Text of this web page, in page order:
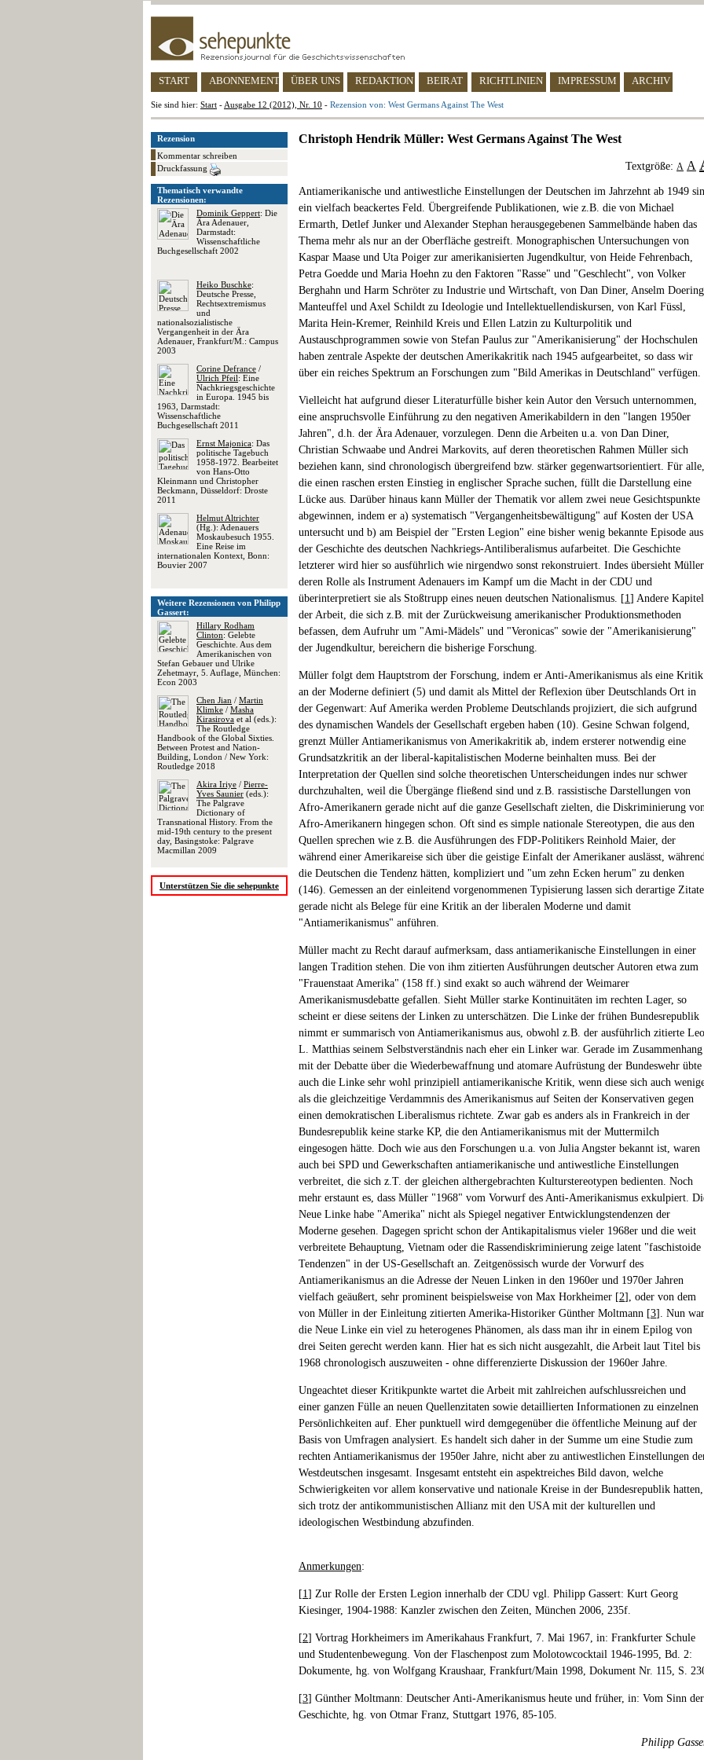
START ABONNEMENT ÜBER UNS REDAKTION BEIRAT RICHTLINIEN IMPRESSUM ARCHIV
Sie sind hier: Start - Ausgabe 12 (2012), Nr. 10 - Rezension von: West Germans Against The West
Rezension
Kommentar schreiben
Druckfassung
Thematisch verwandte
Rezensionen:
Dominik Geppert: Die
Ära Adenauer,
Darmstadt:
Wissenschaftliche
Buchgesellschaft 2002
Heiko Buschke:
Deutsche Presse,
Rechtsextremismus
und
nationalsozialistische
Vergangenheit in der Ära
Adenauer, Frankfurt/M.: Campus
2003
Corine Defrance /
Ulrich Pfeil: Eine
Nachkriegsgeschichte
in Europa. 1945 bis
1963, Darmstadt:
Wissenschaftliche
Buchgesellschaft 2011
Ernst Majonica: Das
politische Tagebuch
1958-1972. Bearbeitet
von Hans-Otto
Kleinmann und Christopher
Beckmann, Düsseldorf: Droste
2011
Helmut Altrichter
(Hg.): Adenauers
Moskaubesuch 1955.
Eine Reise im
internationalen Kontext, Bonn:
Bouvier 2007
Weitere Rezensionen von Philipp
Gassert:
Hillary Rodham
Clinton: Gelebte
Geschichte. Aus dem
Amerikanischen von
Stefan Gebauer und Ulrike
Zehetmayr, 5. Auflage, München:
Econ 2003
Chen Jian / Martin
Klimke / Masha
Kirasirova et al (eds.):
The Routledge
Handbook of the Global Sixties.
Between Protest and Nation-
Building, London / New York:
Routledge 2018
Akira Iriye / Pierre-
Yves Saunier (eds.):
The Palgrave
Dictionary of
Transnational History. From the
mid-19th century to the present
day, Basingstoke: Palgrave
Macmillan 2009
Unterstützen Sie die sehepunkte
Christoph Hendrik Müller: West Germans Against The West
Textgröße: A A
Antiamerikanische und antiwestliche Einstellungen der Deutschen im Jahrzehnt ab 1949
ein vielfach beackertes Feld. Übergreifende Publikationen, wie z.B. die von Michael
Ermarth, Detlef Junker und Alexander Stephan herausgegebenen Sammelbände haben das
Thema mehr als nur an der Oberfläche gestreift. Monographischen Untersuchungen von
Kaspar Maase und Uta Poiger zur amerikanisierten Jugendkultur, von Heide Fehrenbach,
Petra Goedde und Maria Hoehn zu den Faktoren "Rasse" und "Geschlecht", von Volker
Berghahn und Harm Schröter zu Industrie und Wirtschaft, von Dan Diner, Anselm
Manteuffel und Axel Schildt zu Ideologie und Intellektuellendiskursen, von Karl Füssl,
Marita Hein-Kremer, Reinhild Kreis und Ellen Latzin zu Kulturpolitik und
Austauschprogrammen sowie von Stefan Paulus zur "Amerikanisierung" der Hochschulen
haben zentrale Aspekte der deutschen Amerikakritik nach 1945 aufgearbeitet, so dass wir
über ein reiches Spektrum an Forschungen zum "Bild Amerikas in Deutschland" verfügen.
Vielleicht hat aufgrund dieser Literaturfülle bisher kein Autor den Versuch unternommen,
eine anspruchsvolle Einführung zu den negativen Amerikabildern in den "langen 1950er
Jahren", d.h. der Ära Adenauer, vorzulegen. Denn die Arbeiten u.a. von Dan Diner,
Christian Schwaabe und Andrei Markovits, auf deren theoretischen Rahmen Müller sich
beziehen kann, sind chronologisch übergreifend bzw. stärker gegenwartsorientiert. Für alle,
die einen raschen ersten Einstieg in englischer Sprache suchen, füllt die Darstellung eine
Lücke aus. Darüber hinaus kann Müller der Thematik vor allem zwei neue Gesichtspunkte
abgewinnen, indem er a) systematisch "Vergangenheitsbewältigung" auf Kosten der USA
untersucht und b) am Beispiel der "Ersten Legion" eine bisher wenig bekannte Episode aus
der Geschichte des deutschen Nachkriegs-Antiliberalismus aufarbeitet. Die Geschichte
letzterer wird hier so ausführlich wie nirgendwo sonst rekonstruiert. Indes übersieht Müller
deren Rolle als Instrument Adenauers im Kampf um die Macht in der CDU und
überinterpretiert sie als Stoßtrupp eines neuen deutschen Nationalismus. [1] Andere Kapitel
der Arbeit, die sich z.B. mit der Zurückweisung amerikanischer Produktionsmethoden
befassen, dem Aufruhr um "Ami-Mädels" und "Veronicas" sowie der "Amerikanisierung"
der Jugendkultur, bereichern die bisherige Forschung.
Müller folgt dem Hauptstrom der Forschung, indem er Anti-Amerikanismus als eine Kritik
an der Moderne definiert (5) und damit als Mittel der Reflexion über Deutschlands Ort in
der Gegenwart: Auf Amerika werden Probleme Deutschlands projiziert, die sich aufgrund
des dynamischen Wandels der Gesellschaft ergeben haben (10). Gesine Schwan folgend,
grenzt Müller Antiamerikanismus von Amerikakritik ab, indem ersterer notwendig eine
Grundsatzkritik an der liberal-kapitalistischen Moderne beinhalten muss. Bei der
Interpretation der Quellen sind solche theoretischen Unterscheidungen indes nur schwer
durchzuhalten, weil die Übergänge fließend sind und z.B. rassistische Darstellungen von
Afro-Amerikanern gerade nicht auf die ganze Gesellschaft zielten, die Diskriminierung
Afro-Amerikanern hingegen schon. Oft sind es simple nationale Stereotypen, die aus den
Quellen sprechen wie z.B. die Ausführungen des FDP-Politikers Reinhold Maier, der
während einer Amerikareise sich über die geistige Einfalt der Amerikaner auslässt,
die Deutschen die Tendenz hätten, kompliziert und "um zehn Ecken herum" zu denken
(146). Gemessen an der einleitend vorgenommenen Typisierung lassen sich derartige Zitate
gerade nicht als Belege für eine Kritik an der liberalen Moderne und damit
"Antiamerikanismus" anführen.
Müller macht zu Recht darauf aufmerksam, dass antiamerikanische Einstellungen in einer
langen Tradition stehen. Die von ihm zitierten Ausführungen deutscher Autoren etwa zum
"Frauenstaat Amerika" (158 ff.) sind exakt so auch während der Weimarer
Amerikanismusdebatte gefallen. Sieht Müller starke Kontinuitäten im rechten Lager, so
scheint er diese seitens der Linken zu unterschätzen. Die Linke der frühen Bundesrepublik
nimmt er summarisch von Antiamerikanismus aus, obwohl z.B. der ausführlich zitierte Leo
L. Matthias seinem Selbstverständnis nach eher ein Linker war. Gerade im Zusammenhang
mit der Debatte über die Wiederbewaffnung und atomare Aufrüstung der Bundeswehr übte
auch die Linke sehr wohl prinzipiell antiamerikanische Kritik, wenn diese sich auch
als die gleichzeitige Verdammnis des Amerikanismus auf Seiten der Konservativen gegen
einen demokratischen Liberalismus richtete. Zwar gab es anders als in Frankreich in der
Bundesrepublik keine starke KP, die den Antiamerikanismus mit der Muttermilch
eingesogen hätte. Doch wie aus den Forschungen u.a. von Julia Angster bekannt ist, waren
auch bei SPD und Gewerkschaften antiamerikanische und antiwestliche Einstellungen
verbreitet, die sich z.T. der gleichen althergebrachten Kulturstereotypen bedienten. Noch
mehr erstaunt es, dass Müller "1968" vom Vorwurf des Anti-Amerikanismus exkulpiert.
Neue Linke habe "Amerika" nicht als Spiegel negativer Entwicklungstendenzen der
Moderne gesehen. Dagegen spricht schon der Antikapitalismus vieler 1968er und die weit
verbreitete Behauptung, Vietnam oder die Rassendiskriminierung zeige latent "faschistoide
Tendenzen" in der US-Gesellschaft an. Zeitgenössisch wurde der Vorwurf des
Antiamerikanismus an die Adresse der Neuen Linken in den 1960er und 1970er Jahren
vielfach geäußert, sehr prominent beispielsweise von Max Horkheimer [2], oder von dem
von Müller in der Einleitung zitierten Amerika-Historiker Günther Moltmann [3]. Nun war
die Neue Linke ein viel zu heterogenes Phänomen, als dass man ihr in einem Epilog von
drei Seiten gerecht werden kann. Hier hat es sich nicht ausgezahlt, die Arbeit laut Titel bis
1968 chronologisch auszuweiten - ohne differenzierte Diskussion der 1960er Jahre.
Ungeachtet dieser Kritikpunkte wartet die Arbeit mit zahlreichen aufschlussreichen und
einer ganzen Fülle an neuen Quellenzitaten sowie detaillierten Informationen zu einzelnen
Persönlichkeiten auf. Eher punktuell wird demgegenüber die öffentliche Meinung auf der
Basis von Umfragen analysiert. Es handelt sich daher in der Summe um eine Studie zum
rechten Antiamerikanismus der 1950er Jahre, nicht aber zu antiwestlichen Einstellungen
Westdeutschen insgesamt. Insgesamt entsteht ein aspektreiches Bild davon, welche
Schwierigkeiten vor allem konservative und nationale Kreise in der Bundesrepublik hatten,
sich trotz der antikommunistischen Allianz mit den USA mit der kulturellen und
ideologischen Westbindung abzufinden.
Anmerkungen:
[1] Zur Rolle der Ersten Legion innerhalb der CDU vgl. Philipp Gassert: Kurt Georg
Kiesinger, 1904-1988: Kanzler zwischen den Zeiten, München 2006, 235f.
[2] Vortrag Horkheimers im Amerikahaus Frankfurt, 7. Mai 1967, in: Frankfurter Schule
und Studentenbewegung. Von der Flaschenpost zum Molotowcocktail 1946-1995, Bd. 2:
Dokumente, hg. von Wolfgang Kraushaar, Frankfurt/Main 1998, Dokument Nr. 115, S.
[3] Günther Moltmann: Deutscher Anti-Amerikanismus heute und früher, in: Vom Sinn der
Geschichte, hg. von Otmar Franz, Stuttgart 1976, 85-105.
Philipp